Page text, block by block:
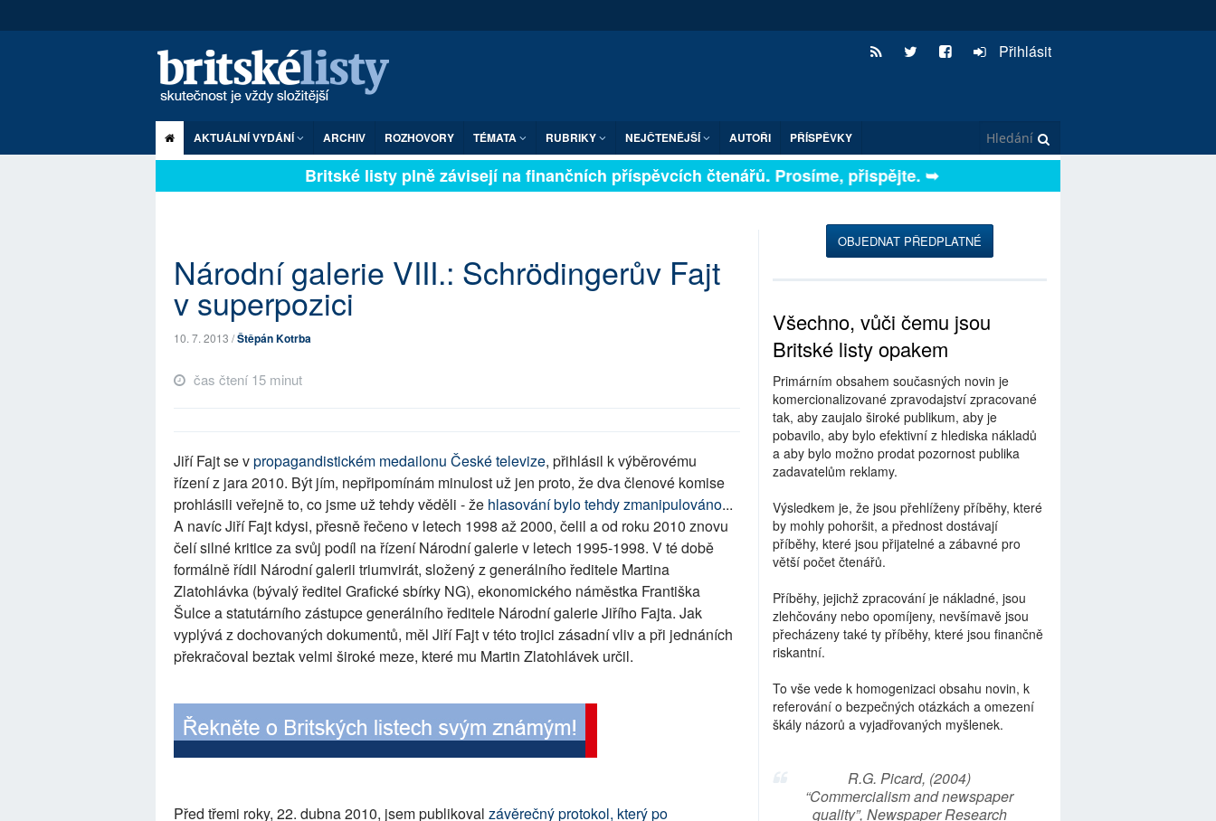
Přihlásit
AKTUÁLNÍ VYDÁNÍ ARCHIV ROZHOVORY TÉMATA RUBRIKY NEJČTENĚJŠÍ AUTOŘI PŘÍSPĚVKY
Britské listy plně závisejí na finančních příspěvcích čtenářů. Prosíme, přispějte. ➥
Národní galerie VIII.: Schrödingerův Fajt
v superpozici
10. 7. 2013 /Štěpán Kotrba
čas čtení 15 minut
Jiří Fajt se vpropagandistickém medailonu České televize, přihlásil k výběrovému
řízení z jara 2010. Být jím, nepřipomínám minulost už jen proto, že dva členové komise
prohlásili veřejně to, co jsme už tehdy věděli - že hlasování bylo tehdy zmanipulováno...
A navíc Jiří Fajt kdysi, přesně řečeno v letech 1998 až 2000, čelil a od roku 2010 znovu
čelí silné kritice za svůj podíl na řízení Národní galerie v letech 1995-1998. V té době
formálně řídil Národní galerii triumvirát, složený z generálního ředitele Martina
Zlatohlávka (bývalý ředitel Grafické sbírky NG), ekonomického náměstka Františka
Šulce a statutárního zástupce generálního ředitele Národní galerie Jiřího Fajta. Jak
vyplývá z dochovaných dokumentů, měl Jiří Fajt v této trojici zásadní vliv a při jednáních
překračoval beztak velmi široké meze, které mu Martin Zlatohlávek určil.
Před třemi roky, 22. dubna 2010, jsem publikoval závěrečný protokol, který po
OBJEDNAT PŘEDPLATNÉ
Všechno, vůči čemu jsou
Britské listy opakem
Primárním obsahem současných novin je
komercionalizované zpravodajství zpracované
tak, aby zaujalo široké publikum, aby je
pobavilo, aby bylo efektivní z hlediska nákladů
a aby bylo možno prodat pozornost publika
zadavatelům reklamy.
Výsledkem je, že jsou přehlíženy příběhy, které
by mohly pohoršit, a přednost dostávají
příběhy, které jsou přijatelné a zábavné pro
větší počet čtenářů.
Příběhy, jejichž zpracování je nákladné, jsou
zlehčovány nebo opomíjeny, nevšímavě jsou
přecházeny také ty příběhy, které jsou finančně
riskantní.
To vše vede k homogenizaci obsahu novin, k
referování o bezpečných otázkách a omezení
škály názorů a vyjadřovaných myšlenek.
R.G. Picard, (2004)
“Commercialism and newspaper
quality”, Newspaper Research